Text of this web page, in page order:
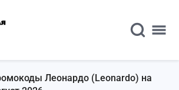
Леонардо (Leonardo) на